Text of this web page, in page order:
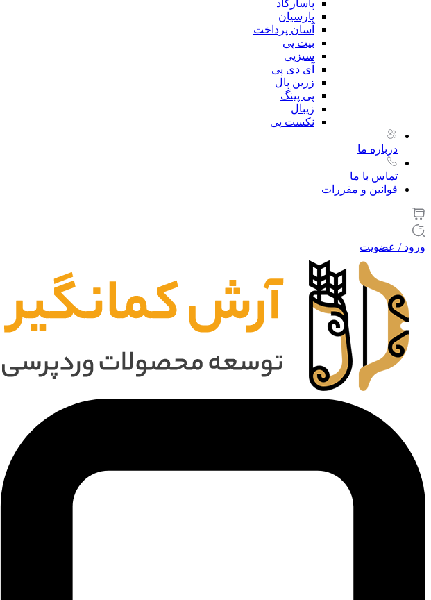
پاسارگاد
پارسیان
آسان پرداخت
بیت پی
سیزپی
آی دی پی
زرین پال
پی پینگ
زیبال
نکست پی
درباره ما
تماس با ما
قوانین و مقررات
ورود / عضویت